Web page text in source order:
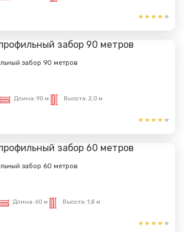
забор 90 метров
Длина: 90 м Высота: 2,0 м
забор 60 метров
Длина: 60 м Высота: 1,8 м